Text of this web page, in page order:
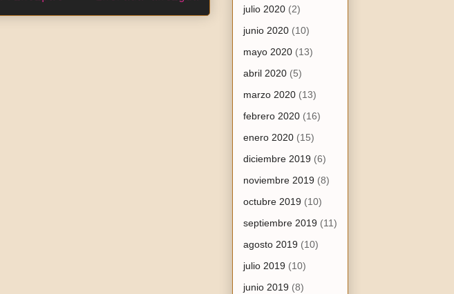
julio 2020 (2)
junio 2020 (10)
mayo 2020 (13)
abril 2020 (5)
marzo 2020 (13)
febrero 2020 (16)
enero 2020 (15)
diciembre 2019 (6)
noviembre 2019 (8)
octubre 2019 (10)
septiembre 2019 (11)
agosto 2019 (10)
julio 2019 (10)
junio 2019 (8)